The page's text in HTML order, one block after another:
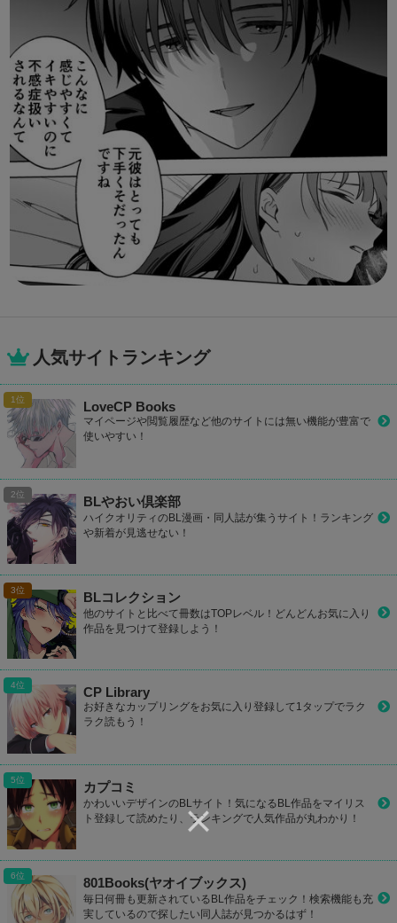
人気サイトランキング
LoveCP Books
マイページや閲覧履歴など他のサイトには無い機能が豊富で
使いやすい！
BLやおい倶楽部
ハイクオリティのBL漫画・同人誌が集うサイト！ランキング
や新着が見逃せない！
BLコレクション
他のサイトと比べて冊数はTOPレベル！どんどんお気に入り
作品を見つけて登録しよう！
CP Library
お好きなカップリングをお気に入り登録して1タップでラク
ラク読もう！
カプコミ
かわいいデザインのBLサイト！気になるBL作品をマイリス
ト登録して読めたり、ランキングで人気作品が丸わかり！
801Books(ヤオイブックス)
毎日何冊も更新されているBL作品をチェック！検索機能も充
実しているので探したい同人誌が見つかるはず！